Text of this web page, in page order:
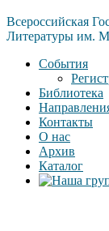
Всероссийская
Литературы им.
События
Библиотека
Контакты
О нас
Архив
Каталог